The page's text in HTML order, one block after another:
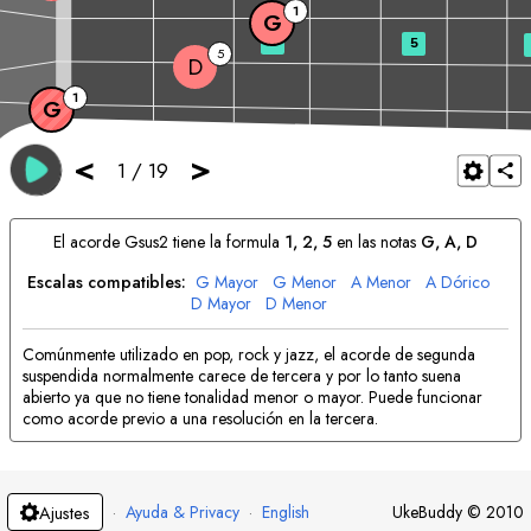
< 1 / 19 >
G 1
D 5
G 1
3 5
El acorde Gsus2 tiene la formula 1, 2, 5 en las notas G, A, D
Escalas compatibles: G Mayor G Menor A Menor A Dórico
D Mayor D Menor
Comúnmente utilizado en pop, rock y jazz, el acorde de segunda
suspendida normalmente carece de tercera y por lo tanto suena
abierto ya que no tiene tonalidad menor o mayor. Puede funcionar
como acorde previo a una resolución en la tercera.
Ajustes · Ayuda & Privacy · English UkeBuddy © 2010